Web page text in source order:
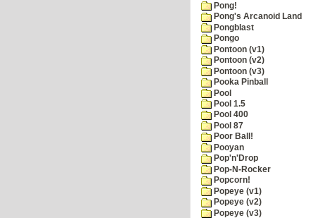
Pong!
Pong's Arcanoid Land
Pongblast
Pongo
Pontoon (v1)
Pontoon (v2)
Pontoon (v3)
Pooka Pinball
Pool
Pool 1.5
Pool 400
Pool 87
Poor Ball!
Pooyan
Pop'n'Drop
Pop-N-Rocker
Popcorn!
Popeye (v1)
Popeye (v2)
Popeye (v3)